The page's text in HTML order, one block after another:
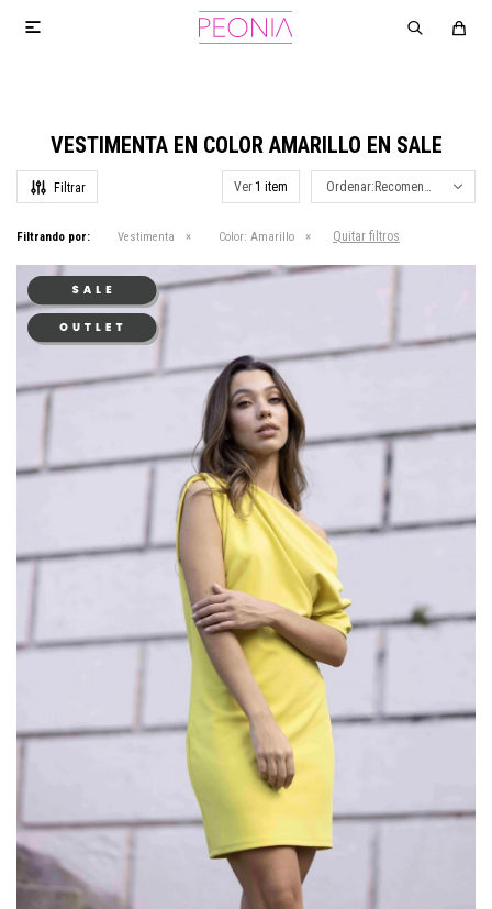

VESTIMENTA EN COLOR AMARILLO EN SALE
Ver Recomendados
Filtrando por: Vestimenta Color: Amarillo Quitar filtros